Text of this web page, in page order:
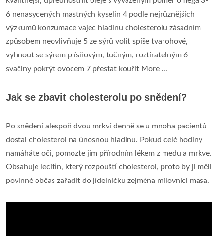
6 nenasycených mastných kyselin 4 podle nejrůznějších
výzkumů konzumace vajec hladinu cholesterolu zásadním
způsobem neovlivňuje 5 ze sýrů volit spíše tvarohové,
vyhnout se sýrem plísňovým, tučným, roztíratelným 6
svačiny pokrýt ovocem 7 přestat kouřit More ...
Jak se zbavit cholesterolu po snědení?
Po snědení alespoň dvou mrkví denně se u mnoha pacientů
dostal cholesterol na únosnou hladinu. Pokud celé hodiny
namáháte oči, pomozte jim přírodním lékem z medu a mrkve.
Obsahuje lecitin, který rozpouští cholesterol, proto by ji měli
povinně občas zařadit do jídelníčku zejména milovníci masa.